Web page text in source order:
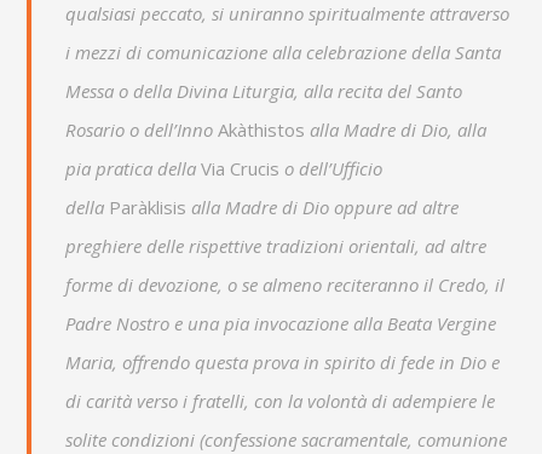
qualsiasi peccato, si uniranno spiritualmente attraverso
i mezzi di comunicazione alla celebrazione della Santa
Messa o della Divina Liturgia, alla recita del Santo
Rosario o dell’InnoAkàthistos alla Madre di Dio, alla
pia pratica dellaVia Crucis o dell’Ufficio
della Paràklisisalla Madre di Dio oppure ad altre
preghiere delle rispettive tradizioni orientali, ad altre
forme di devozione, o se almeno reciteranno il Credo, il
Padre Nostro e una pia invocazione alla Beata Vergine
Maria, offrendo questa prova in spirito di fede in Dio e
di carità verso i fratelli, con la volontà di adempiere le
solite condizioni (confessione sacramentale, comunione